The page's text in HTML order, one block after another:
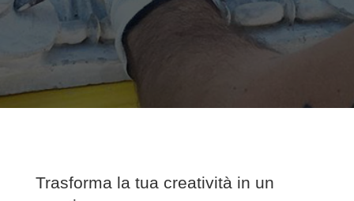
Trasforma la tua creatività in un